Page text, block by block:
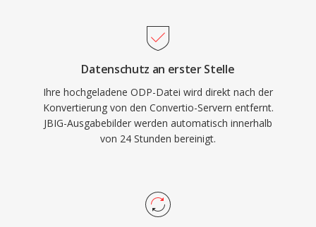
Datenschutz an erster Stelle
Ihre hochgeladene ODP-Datei wird direkt nach der
Konvertierung von den Convertio-Servern entfernt.
JBIG-Ausgabebilder werden automatisch innerhalb
von 24 Stunden bereinigt.